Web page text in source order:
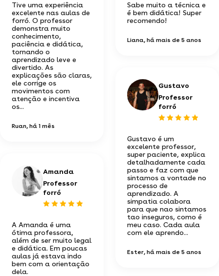
Tive uma experiência
excelente nas aulas de
forró. O professor
demonstra muito
conhecimento,
paciência e didática,
tornando o
aprendizado leve e
divertido. As
explicações são claras,
ele corrige os
movimentos com
atenção e incentiva
os...
Ruan, há 1 mês
Amanda
Professor
forró
A Amanda é uma
ótima professora,
além de ser muito legal
e didática. Em poucas
aulas já estava indo
bem com a orientação
dela.
Sabe muito a técnica e
é bem didática! Super
recomendo!
Liana, há mais de 5 anos
Gustavo
Professor
forró
Gustavo é um
excelente professor,
super paciente, explica
detalhadamente cada
passo e faz com que
sintamos a vontade no
processo de
aprendizado. A
simpatia colabora
para que nao sintamos
tao inseguros, como é
meu caso. Cada aula
com ele aprendo...
Ester, há mais de 5 anos